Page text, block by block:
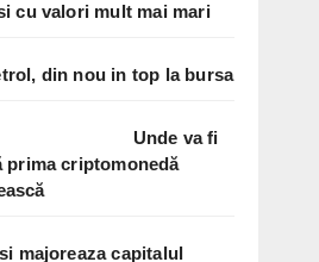
cu valori mult mai mari
din nou in top la bursa
Unde va fi
prima criptomonedă
majoreaza capitalul